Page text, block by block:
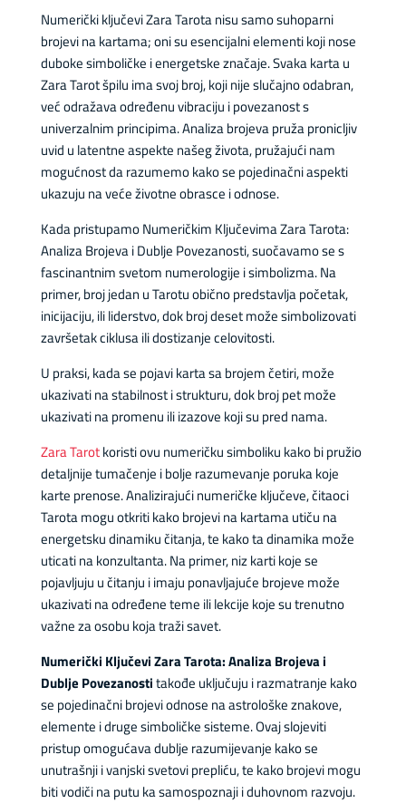
Numerički ključevi Zara Tarota nisu samo suhoparni
brojevi na kartama; oni su esencijalni elementi koji nose
duboke simboličke i energetske značaje. Svaka karta u
Zara Tarot špilu ima svoj broj, koji nije slučajno odabran,
već odražava određenu vibraciju i povezanost s
univerzalnim principima. Analiza brojeva pruža pronicljiv
uvid u latentne aspekte našeg života, pružajući nam
mogućnost da razumemo kako se pojedinačni aspekti
ukazuju na veće životne obrasce i odnose.
Kada pristupamo Numeričkim Ključevima Zara Tarota:
Analiza Brojeva i Dublje Povezanosti, suočavamo se s
fascinantnim svetom numerologije i simbolizma. Na
primer, broj jedan u Tarotu obično predstavlja početak,
inicijaciju, ili liderstvo, dok broj deset može simbolizovati
završetak ciklusa ili dostizanje celovitosti.
U praksi, kada se pojavi karta sa brojem četiri, može
ukazivati na stabilnost i strukturu, dok broj pet može
ukazivati na promenu ili izazove koji su pred nama.
Zara Tarotkoristi ovu numeričku simboliku kako bi pružio
detaljnije tumačenje i bolje razumevanje poruka koje
karte prenose. Analizirajući numeričke ključeve, čitaoci
Tarota mogu otkriti kako brojevi na kartama utiču na
energetsku dinamiku čitanja, te kako ta dinamika može
uticati na konzultanta. Na primer, niz karti koje se
pojavljuju u čitanju i imaju ponavljajuće brojeve može
ukazivati na određene teme ili lekcije koje su trenutno
važne za osobu koja traži savet.
Numerički Ključevi Zara Tarota: Analiza Brojeva i
Dublje Povezanostitakođe uključuju i razmatranje kako
se pojedinačni brojevi odnose na astrološke znakove,
elemente i druge simboličke sisteme. Ovaj slojeviti
pristup omogućava dublje razumijevanje kako se
unutrašnji i vanjski svetovi prepliću, te kako brojevi mogu
biti vodiči na putu ka samospoznaji i duhovnom razvoju.